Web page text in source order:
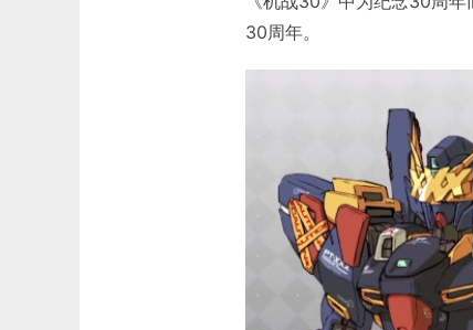
30周年。